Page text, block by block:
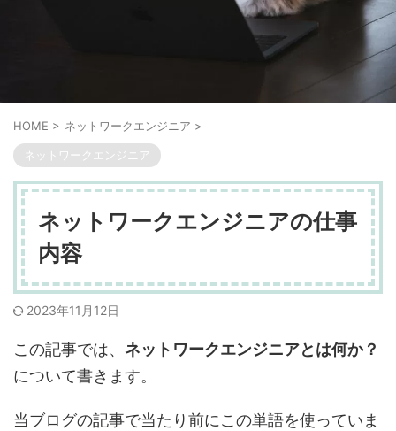
HOME > ネットワークエンジニア >
ネットワークエンジニア
ネットワークエンジニアの仕事
内容
2023年11月12日
この記事では、 ネットワークエンジニアとは何か？
について書きます。
当ブログの記事で当たり前にこの単語を使っていま